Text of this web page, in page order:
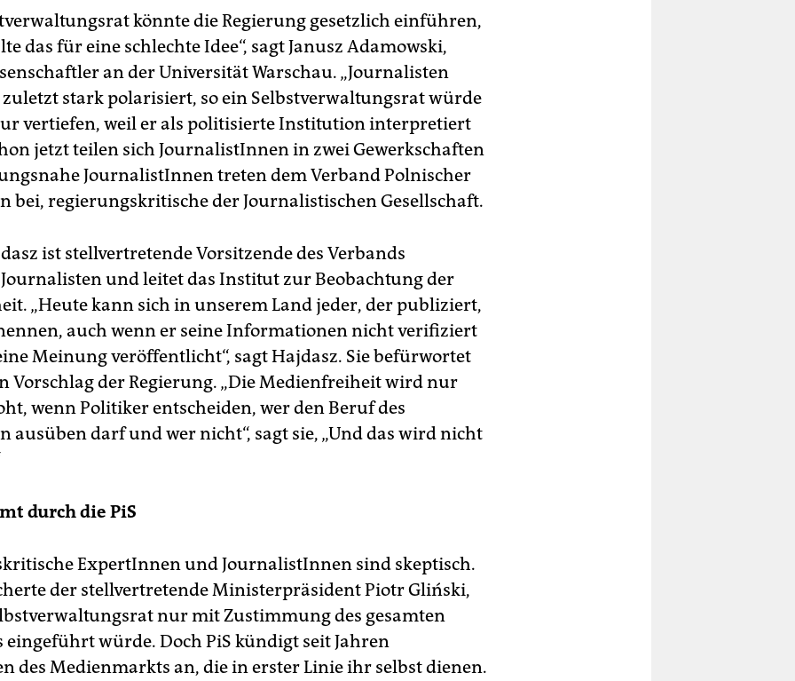
könnte die Regierung gesetzlich einführen,
das für eine schlechte Idee“, sagt Janusz Adamowski,
an der Universität Warschau. „Journalisten
stark polarisiert, so ein Selbstverwaltungsrat würde
vertiefen, weil er als politisierte Institution interpretiert
jetzt teilen sich JournalistInnen in zwei Gewerkschaften
JournalistInnen treten dem Verband Polnischer
bei, regierungskritische der Journalistischen Gesellschaft.
ist stellvertretende Vorsitzende des Verbands
und leitet das Institut zur Beobachtung der
„Heute kann sich in unserem Land jeder, der publiziert,
auch wenn er seine Informa­tio­nen nicht verifiziert
Meinung veröffentlicht“, sagt Hajdasz. Sie befürwortet
Vorschlag der Regierung. „Die Medienfreiheit wird nur
wenn Politiker entscheiden, wer den Beruf des
ausüben darf und wer nicht“, sagt sie, „Und das wird nicht
durch die PiS
Exper­tInnen und JournalistInnen sind skeptisch.
der stellvertretende Ministerpräsident Piotr Gliński,
nur mit Zustimmung des gesamten
eingeführt würde. Doch PiS kündigt seit Jahren
des Medienmarkts an, die in erster Linie ihr selbst dienen.